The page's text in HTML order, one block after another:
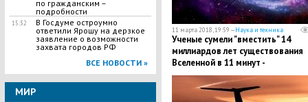
по гражданским –
подробности
15:32
В Госдуме остроумно
ответили Ярошу на дерзкое
заявление о возможности
захвата городов РФ
ВСЕ НОВОСТИ »
МИР
11 марта 2018, 19:59 —Наука и техника
Ученые сумели "вместить" 14
миллиардов лет существования
Вселенной в 11 минут -
необыкновенные кадры